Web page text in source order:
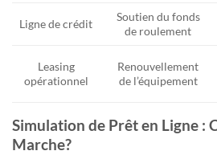
Ligne de crédit
Soutien du fonds
de roulement
Leasing
opérationnel
Renouvellement
de l’équipement
Simulation de Prêt en Ligne :
Marche?